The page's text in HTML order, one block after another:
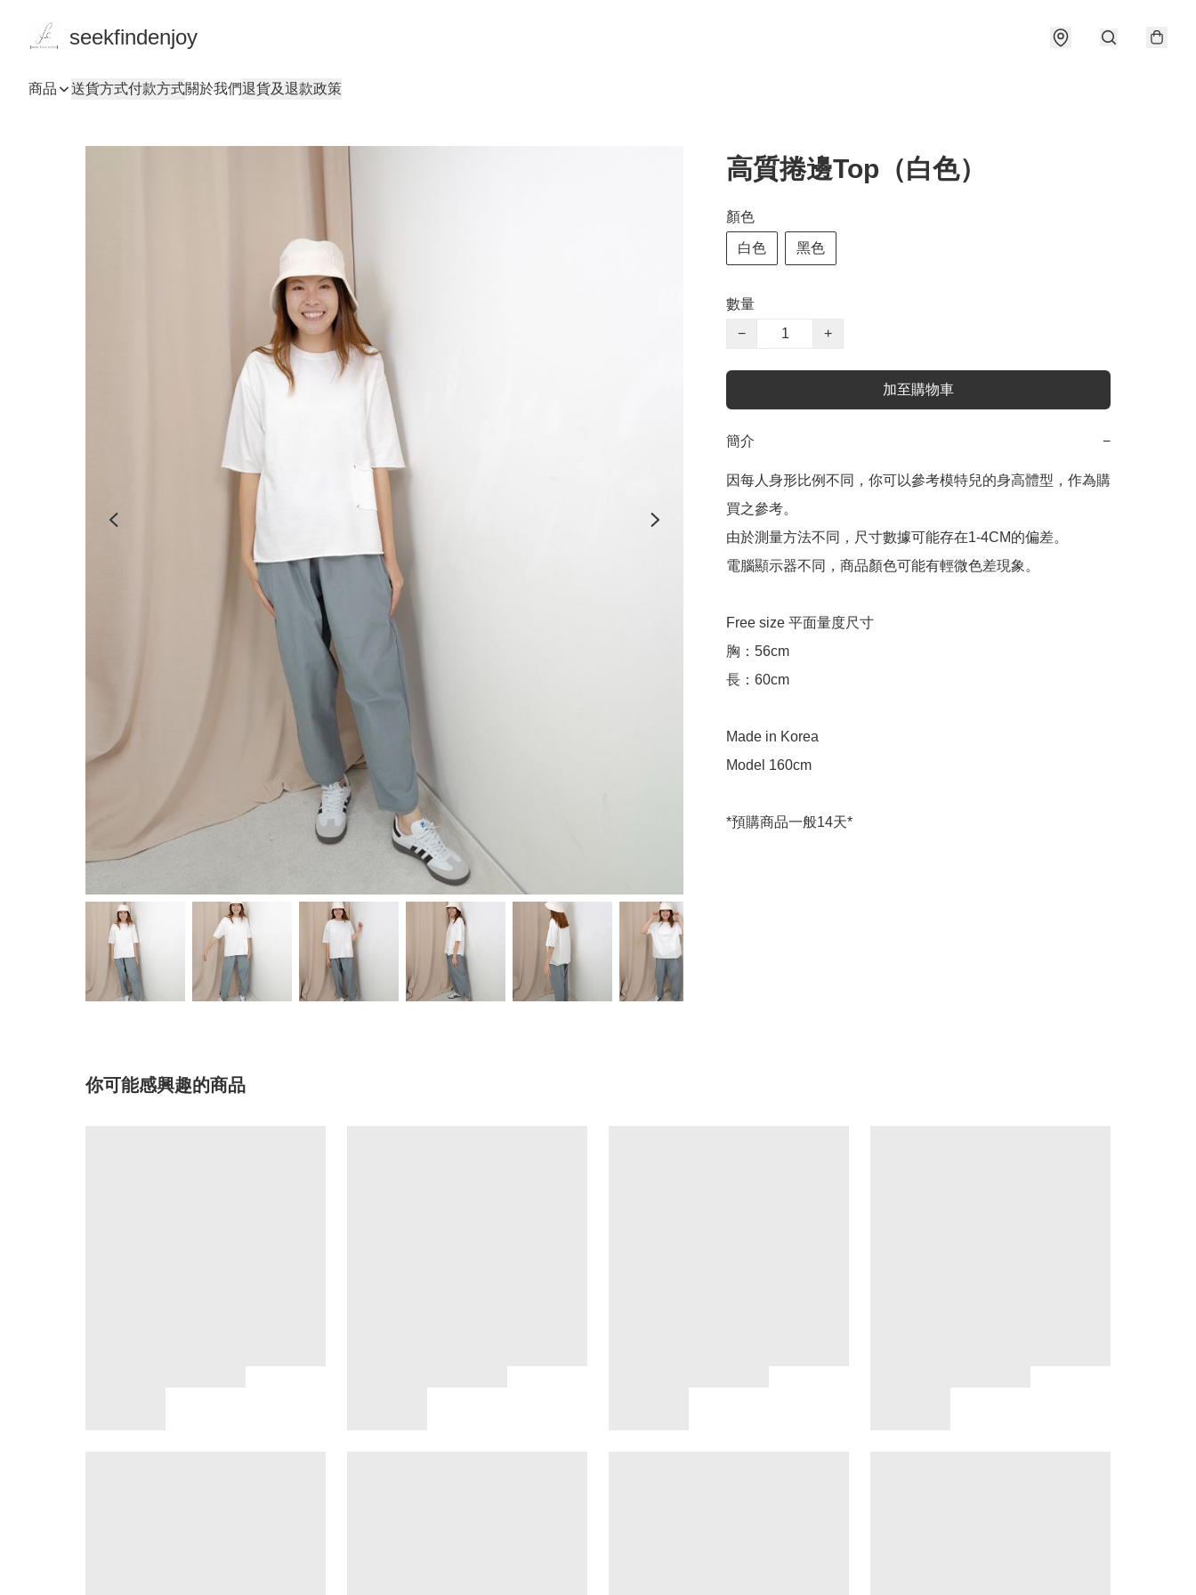
seekfindenjoy
商品 送貨方式付款方式關於我們退貨及退款政策
高質捲邊Top（白色）
顏色
白色 黑色
數量
−
+
加至購物車
簡介 −
因每人身形比例不同，你可以參考模特兒的身高體型，作為購
買之參考。
由於測量方法不同，尺寸數據可能存在1-4CM的偏差。
電腦顯示器不同，商品顏色可能有輕微色差現象。
Free size 平面量度尺寸
胸：56cm
長：60cm
Made in Korea
Model 160cm
*預購商品一般14天*
你可能感興趣的商品